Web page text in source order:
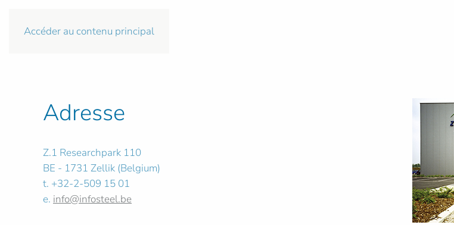
Accéder au contenu principal
Adresse
Z.1 Researchpark 110
BE - 1731 Zellik (Belgium)
t. +32-2-509 15 01
e. info@infosteel.be